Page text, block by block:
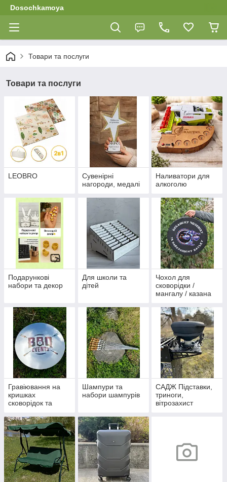
Dosochkamoya
Товари та послуги
Товари та послуги
LEOBRO
Сувенірні
нагороди, медалі
Наливатори для
алкоголю
Подарункові
набори та декор
Для школи та
дітей
Чохол для
сковорідки /
мангалу / казана
Гравіювання на
кришках
сковорідок та
Шампури та
набори шампурів
САДЖ Підставки,
триноги,
вітрозахист